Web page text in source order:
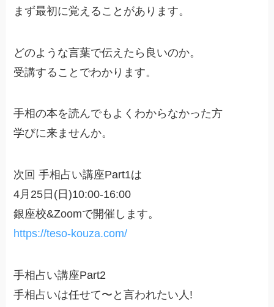
まず最初に覚えることがあります。
どのような言葉で伝えたら良いのか。
受講することでわかります。
手相の本を読んでもよくわからなかった方
学びに来ませんか。
次回 手相占い講座Part1は
4月25日(日)10:00-16:00
銀座校&Zoomで開催します。
https://teso-kouza.com/
手相占い講座Part2
手相占いは任せて〜と言われたい人!